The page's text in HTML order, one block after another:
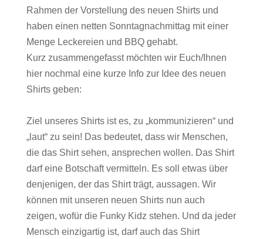
Rahmen der Vorstellung des neuen Shirts und
haben einen netten Sonntagnachmittag mit einer
Menge Leckereien und BBQ gehabt.
Kurz zusammengefasst möchten wir Euch/Ihnen
hier nochmal eine kurze Info zur Idee des neuen
Shirts geben:
Ziel unseres Shirts ist es, zu „kommunizieren“ und
„laut“ zu sein! Das bedeutet, dass wir Menschen,
die das Shirt sehen, ansprechen wollen. Das Shirt
darf eine Botschaft vermitteln. Es soll etwas über
denjenigen, der das Shirt trägt, aussagen. Wir
können mit unseren neuen Shirts nun auch
zeigen, wofür die Funky Kidz stehen. Und da jeder
Mensch einzigartig ist, darf auch das Shirt